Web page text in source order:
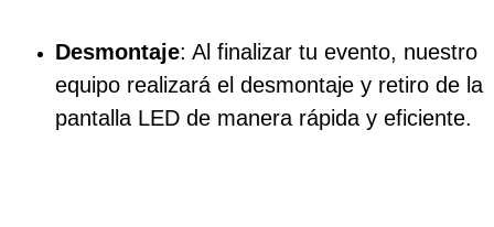
Desmontaje: Al finalizar tu evento, nuestro
equipo realizará el desmontaje y retiro de la
pantalla LED de manera rápida y eficiente.